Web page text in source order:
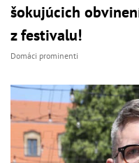
šokujúcich
z festivalu!
Domáci prominenti